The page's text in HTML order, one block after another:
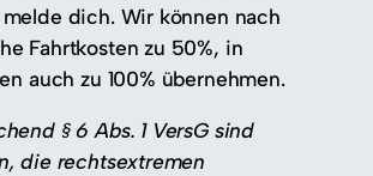
dich. Wir können nach
Fahrtkosten zu 50%, in
auch zu 100% übernehmen.
§ 6 Abs. 1 VersG sind
die rechtsextremen